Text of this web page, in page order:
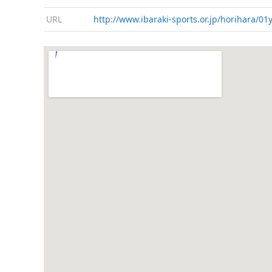
URL http://www.ibaraki-sports.or.jp/horihara/